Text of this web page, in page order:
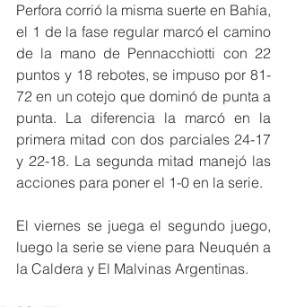
Perfora corrió la misma suerte en Bahía,
el 1 de la fase regular marcó el camino
de la mano de Pennacchiotti con 22
puntos y 18 rebotes, se impuso por 81-
72 en un cotejo que dominó de punta a
punta. La diferencia la marcó en la
primera mitad con dos parciales 24-17
y 22-18. La segunda mitad manejó las
acciones para poner el 1-0 en la serie.
El viernes se juega el segundo juego,
luego la serie se viene para Neuquén a
la Caldera y El Malvinas Argentinas.